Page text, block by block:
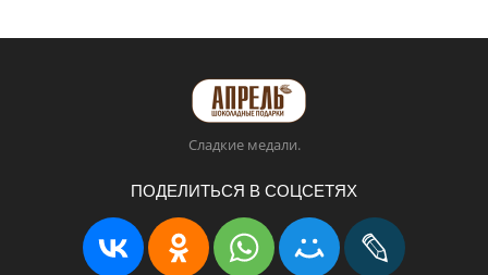
Сладкие медали.
ПОДЕЛИТЬСЯ В СОЦСЕТЯХ